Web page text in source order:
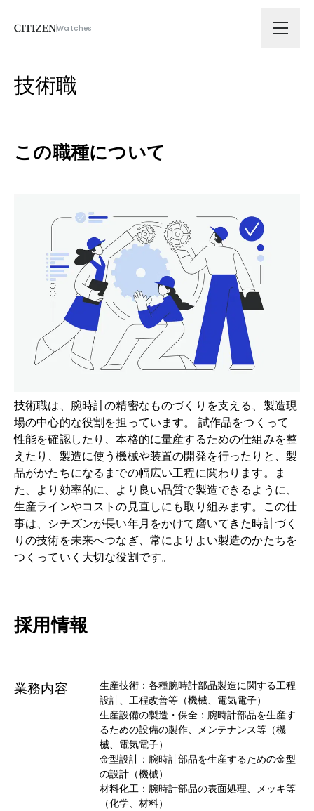
Watches
会社情報
サスティナビリティ
ニュース
ヘルプ
技術職
この職種について
技術職は、腕時計の精密なものづくりを支える、製造現
場の中心的な役割を担っています。 試作品をつくって
性能を確認したり、本格的に量産するための仕組みを整
えたり、製造に使う機械や装置の開発を行ったりと、製
品がかたちになるまでの幅広い工程に関わります。ま
た、より効率的に、より良い品質で製造できるように、
生産ラインやコストの見直しにも取り組みます。この仕
事は、シチズンが長い年月をかけて磨いてきた時計づく
りの技術を未来へつなぎ、常によりよい製造のかたちを
つくっていく大切な役割です。
採用情報
業務内容
生産技術：各種腕時計部品製造に関する工程
設計、工程改善等（機械、電気電子）
生産設備の製造・保全：腕時計部品を生産す
るための設備の製作、メンテナンス等（機
械、電気電子）
金型設計：腕時計部品を生産するための金型
の設計（機械）
材料化工：腕時計部品の表面処理、メッキ等
（化学、材料）